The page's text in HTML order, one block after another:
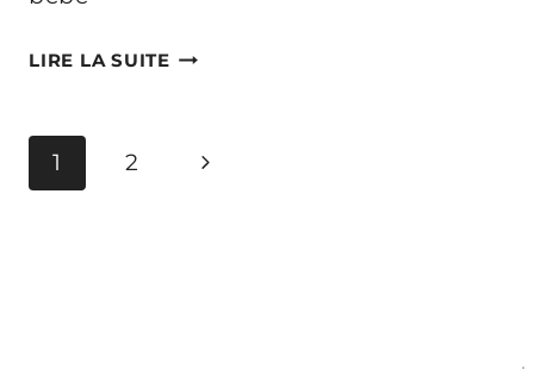
LIRE LA SUITELES
POUR
Navigation
1 2
Page